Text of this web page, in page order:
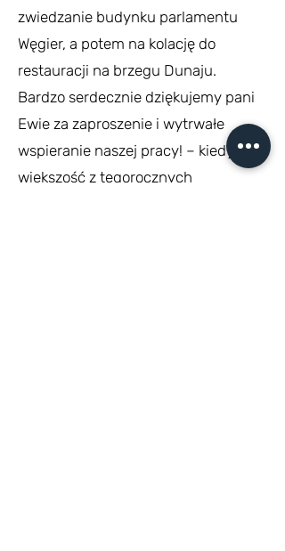
zwiedzanie budynku parlamentu
Węgier, a potem na kolację do
restauracji na brzegu Dunaju.
Bardzo serdecznie dziękujemy pani
Ewie za zaproszenie i wytrwałe
wspieranie naszej pracy! – kiedy
większość z tegorocznych